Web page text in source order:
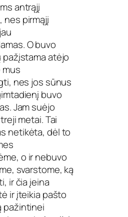
antrąjį
nes pirmąjį
O buvo
pažįstama atėjo
mus
nes jos sūnus
buvo
Jam suėjo
metai. Tai
netikėta, dėl to
o ir nebuvo
svarstome, ką
ir čia įeina
ir įteikia pašto
pažintinei